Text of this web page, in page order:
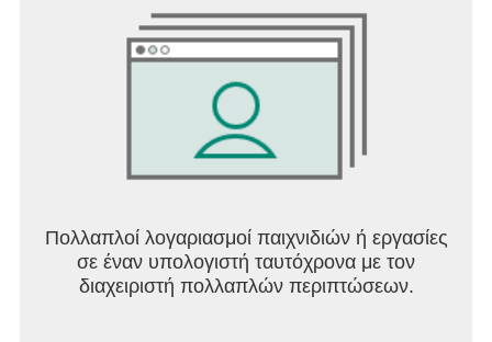
Πολλαπλοί λογαριασμοί παιχνιδιών ή εργασίες
σε έναν υπολογιστή ταυτόχρονα με τον
διαχειριστή πολλαπλών περιπτώσεων.